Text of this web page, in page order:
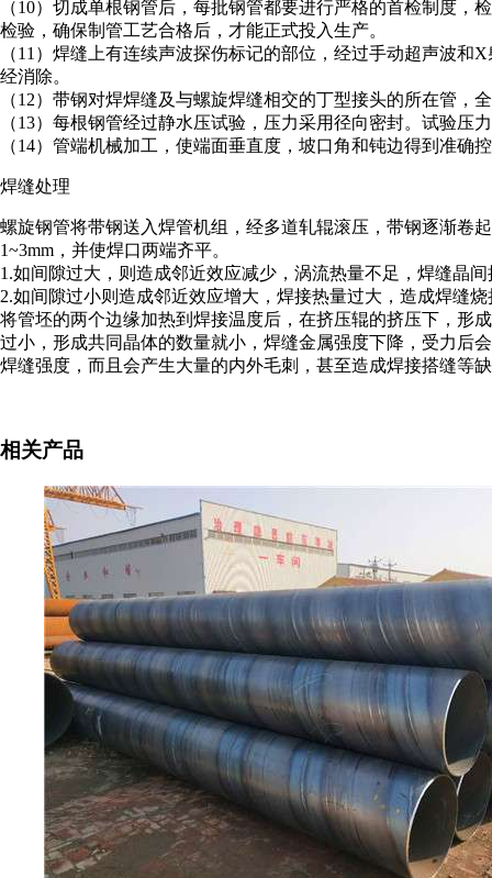
（10）切成单根钢管后，每批钢管都要进行严格的首检制度
检验，确保制管工艺合格后，才能正式投入生产。
（11）焊缝上有连续声波探伤标记的部位，经过手动超声波
经消除。
（12）带钢对焊焊缝及与螺旋焊缝相交的丁型接头的所在管，
（13）每根钢管经过静水压试验，压力采用径向密封。试验
（14）管端机械加工，使端面垂直度，坡口角和钝边得到准确
焊缝处理
螺旋钢管将带钢送入焊管机组，经多道轧辊滚压，带钢逐渐卷
1~3mm，并使焊口两端齐平。
1.如间隙过大，则造成邻近效应减少，涡流热量不足，焊缝晶
2.如间隙过小则造成邻近效应增大，焊接热量过大，造成焊缝
将管坯的两个边缘加热到焊接温度后，在挤压辊的挤压下，形
过小，形成共同晶体的数量就小，焊缝金属强度下降，受力后
焊缝强度，而且会产生大量的内外毛刺，甚至造成焊接搭缝等
相关产品